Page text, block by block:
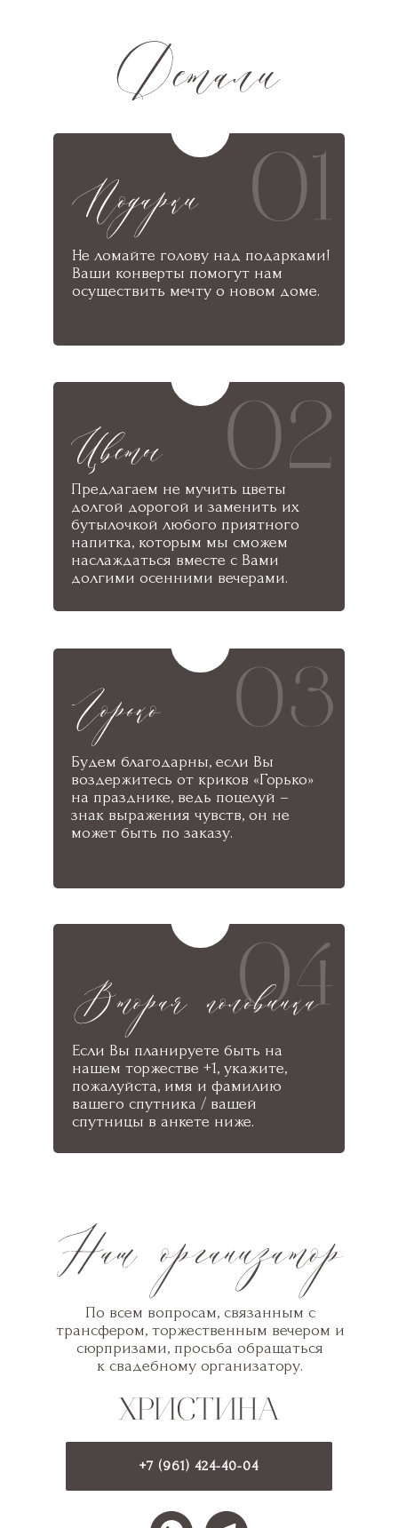
Не ломайте голову над подарками!
Ваши конверты помогут нам
осуществить мечту о новом доме.
Предлагаем не мучить цветы
долгой дорогой и заменить их
бутылочкой любого приятного
напитка, которым мы сможем
наслаждаться вместе с Вами
долгими осенними вечерами.
Будем благодарны, если Вы
воздержитесь от криков «Горько»
на празднике, ведь поцелуй –
знак выражения чувств, он не
может быть по заказу.
Если Вы планируете быть на
нашем торжестве +1, укажите,
пожалуйста, имя и фамилию
вашего спутника / вашей
спутницы в анкете ниже.
+7 (961) 424-40-04
По всем вопросам, связанным с
трансфером, торжественным вечером и
сюрпризами, просьба обращаться
к свадебному организатору.